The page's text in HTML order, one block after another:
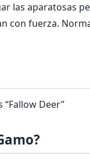
las aparatosas
con fuerza.
“Fallow Deer”